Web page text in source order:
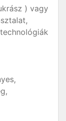
) vagy